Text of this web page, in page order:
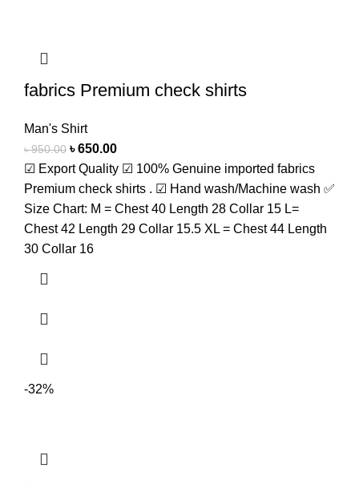
fabrics Premium check shirts
Man's Shirt
৳950.00 ৳650.00
☑ Export Quality ☑ 100% Genuine imported fabrics
Premium check shirts . ☑ Hand wash/Machine wash ✅
Size Chart: M = Chest 40 Length 28 Collar 15 L=
Chest 42 Length 29 Collar 15.5 XL = Chest 44 Length
30 Collar 16
-32%